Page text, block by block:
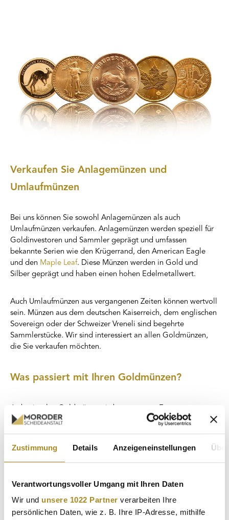
Zustimmung Details Anzeigeneinstellungen
Verantwortungsvoller Umgang mit Ihren Daten
Wir und unsere 1022 Partner verarbeiten Ihre
persönlichen Daten, wie z. B. Ihre IP-Adresse, mithilfe
Verkaufen Sie Anlagemünzen und
Umlaufmünzen
Bei uns können Sie sowohl Anlagemünzen als auch
Umlaufmünzen verkaufen. Anlagemünzen werden speziell für
Goldinvestoren und Sammler geprägt und umfassen
bekannte Serien wie den Krügerrand, den American Eagle
und den Maple Leaf. Diese Münzen werden in Gold und
Silber geprägt und haben einen hohen Edelmetallwert.
Auch Umlaufmünzen aus vergangenen Zeiten können wertvoll
sein. Münzen aus dem deutschen Kaiserreich, dem englischen
Sovereign oder der Schweizer Vreneli sind begehrte
Sammlerstücke. Wir sind interessiert an allen Goldmünzen,
die Sie verkaufen möchten.
Was passiert mit Ihren Goldmünzen?
sorgfältig überprüft. Der Zustand der Münzen entscheidet
Anlagemünzen werden in der Regel weiterverkauft, während
beschädigte Umlaufmünzen eingeschmolzen und recycelt
werden. Es kommt dabei ganz auf den Zustand der Münze
Beispielsweise können Krügerrand Goldmünzen mit ganz
leichten Gebrauchsspuren noch immer einen sehr hohen